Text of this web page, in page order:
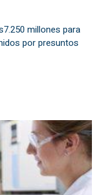
millones para
por presuntos